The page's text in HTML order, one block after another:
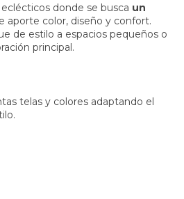
donde se busca un
aporte color, diseño y confort.
de estilo a espacios pequeños o
principal.
telas y colores adaptando el